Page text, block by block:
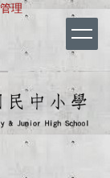
理
立桃子腳